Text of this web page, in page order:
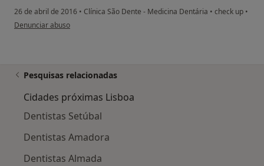
26 de abril de 2016 • Clínica São Dente - Medicina Dentária • check up •
na opinião do utilizador usuário
Denunciar abuso
Pesquisas relacionadas
Cidades próximas Lisboa
Dentistas Setúbal
Dentistas Amadora
Dentistas Almada